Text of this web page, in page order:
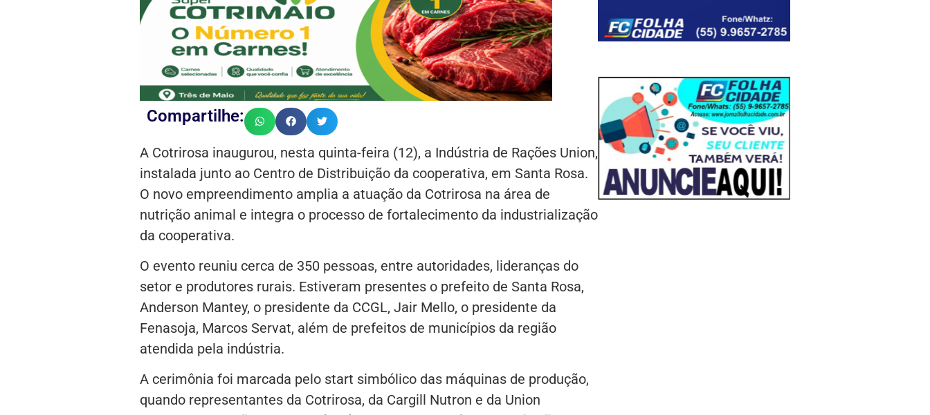
Compartilhe:
A Cotrirosa inaugurou, nesta quinta-feira (12), a Indústria de Rações Union,
instalada junto ao Centro de Distribuição da cooperativa, em Santa Rosa.
O novo empreendimento amplia a atuação da Cotrirosa na área de
nutrição animal e integra o processo de fortalecimento da industrialização
da cooperativa.
O evento reuniu cerca de 350 pessoas, entre autoridades, lideranças do
setor e produtores rurais. Estiveram presentes o prefeito de Santa Rosa,
Anderson Mantey, o presidente da CCGL, Jair Mello, o presidente da
Fenasoja, Marcos Servat, além de prefeitos de municípios da região
atendida pela indústria.
A cerimônia foi marcada pelo start simbólico das máquinas de produção,
quando representantes da Cotrirosa, da Cargill Nutron e da Union